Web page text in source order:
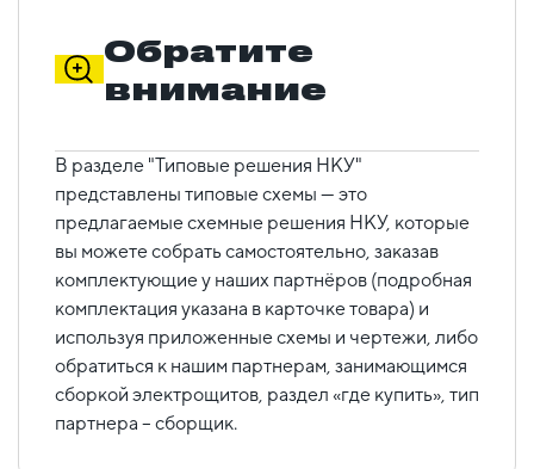
Обратите
внимание
В разделе "Типовые решения НКУ"
представлены типовые схемы — это
предлагаемые схемные решения НКУ, которые
вы можете собрать самостоятельно, заказав
комплектующие у наших партнёров (подробная
комплектация указана в карточке товара) и
используя приложенные схемы и чертежи, либо
обратиться к нашим партнерам, занимающимся
сборкой электрощитов, раздел «где купить», тип
партнера – сборщик.